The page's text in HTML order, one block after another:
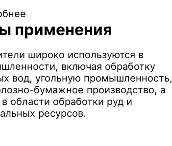
применения
широко используются в
включая обработку
вод, угольную промышленность,
бумажное производство, а
области обработки руд и
ресурсов.